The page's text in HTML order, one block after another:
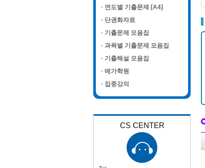
· 연도별 기출문제 [A4]
· 단권화자료
· 기출문제 모음집
· 과목별 기출문제 모음집
· 기출해설 모음집
· 메가학원
· 집중강의
CS CENTER